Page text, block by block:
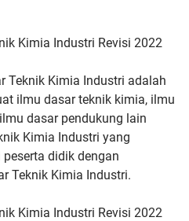
Kimia Industri Revisi 2022
Teknik Kimia Industri adalah
ilmu dasar teknik kimia, ilmu
dasar pendukung lain
Kimia Industri yang
peserta didik dengan
Teknik Kimia Industri.
Kimia Industri Revisi 2022